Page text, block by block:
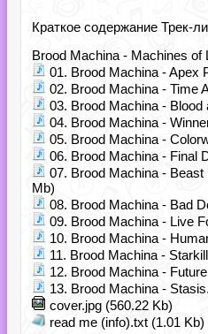
Краткое содержание Трек-
Brood Machina - Machines
01. Brood Machina - Apex
02. Brood Machina - Time
03. Brood Machina -
04. Brood Machina -
05. Brood Machina -
06. Brood Machina - Final
07. Brood Machina -
Mb)
08. Brood Machina - Bad
09. Brood Machina - Live
10. Brood Machina -
11. Brood Machina -
12. Brood Machina -
13. Brood Machina -
cover.jpg (560.22 Kb)
read me (info).txt (1.01 Kb)